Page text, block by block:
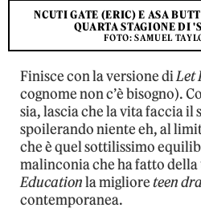
NCUTI GATE (ERIC) E ASA
QUARTA STAGIONE DI
FOTO: SAMUEL
Finisce con la versione diLet
cognome non c’è bisogno).
sia, lascia che la vita faccia il
spoilerando niente eh, al
che è quel sottilissimo
malinconia che ha fatto
Educationla miglioreteen
contemporanea.